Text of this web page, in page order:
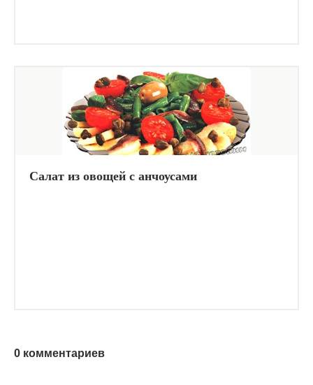
Салат из овощей с анчоусами
0 комментариев